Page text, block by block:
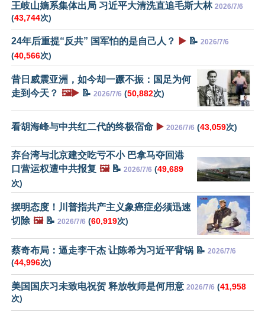
王岐山嫡系集体出局 习近平大清洗直追毛斯大林 2026/7/6
(43,744次)
24年后重提“反共” 国军怕的是自己人？ ▶️ 📝 2026/7/6
(40,566次)
昔日威震亚洲，如今却一蹶不振：国足为何
走到今天？ 🖼️▶️ 📝 2026/7/6 (50,882次)
看胡海峰与中共红二代的终极宿命 ▶️ 2026/7/6 (43,059次)
弃台湾与北京建交吃亏不小 巴拿马夺回港
口营运权遭中共报复 🖼️📝 2026/7/6 (49,689
次)
摆明态度！川普指共产主义象癌症必须迅速
切除 🖼️📝 2026/7/6 (60,919次)
蔡奇布局：逼走李干杰 让陈希为习近平背锅 📝 2026/7/6
(44,996次)
美国国庆习未致电祝贺 释放牧师是何用意 2026/7/6 (41,958
次)